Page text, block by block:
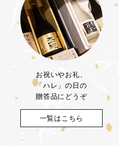
お祝いやお礼、
「ハレ」の日の
贈答品にどうぞ
一覧はこちら